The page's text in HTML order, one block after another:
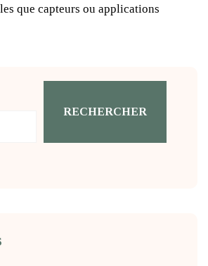
que capteurs ou applications
RECHERCHER